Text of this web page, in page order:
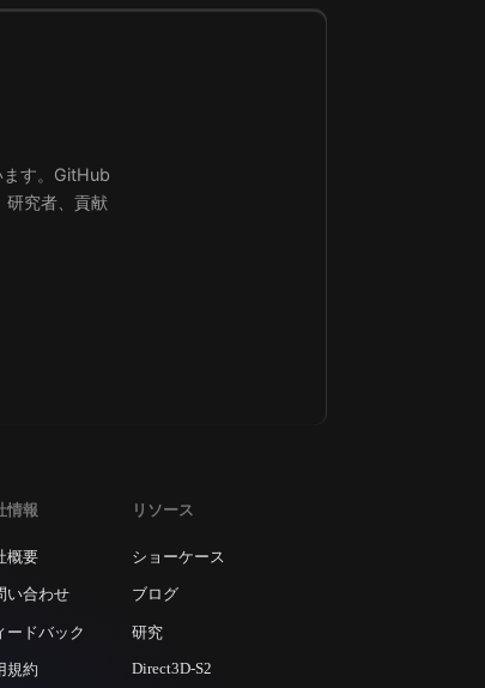
ます。GitHub
研究者、貢献
情報
概要
い合わせ
ードバック
規約
リソース
ショーケース
ブログ
研究
Direct3D-S2